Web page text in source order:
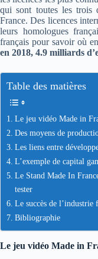
qui sont toutes les trois
France. Des licences
leurs homologues
français pour savoir où
en 2018, 4.9 milliards
Table des matières
Le jeu vidéo Made in
Des moyens de
Les liens entre
L’exemple de capital
Le Stand Made In
tester
Le succès de l’industrie
Bibliographie
Le jeu vidéo Made in